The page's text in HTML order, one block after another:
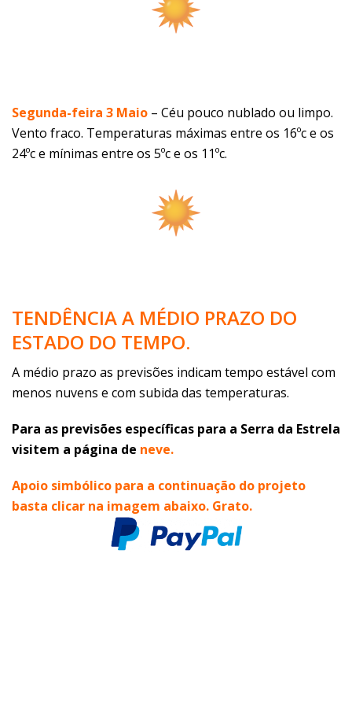
Segunda-feira 3 Maio – Céu pouco nublado ou limpo.
Vento fraco. Temperaturas máximas entre os 16ºc e os
24ºc e mínimas entre os 5ºc e os 11ºc.
TENDÊNCIA A MÉDIO PRAZO DO
ESTADO DO TEMPO.
A médio prazo as previsões indicam tempo estável com
menos nuvens e com subida das temperaturas.
Para as previsões específicas para a Serra da Estrela
visitem a página de neve.
Apoio simbólico para a continuação do projeto
basta clicar na imagem abaixo. Grato.